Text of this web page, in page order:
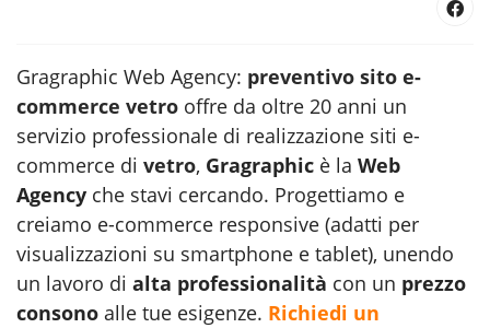
Gragraphic Web Agency: preventivo sito e-
commerce vetro offre da oltre 20 anni un
servizio professionale di realizzazione siti e-
commerce di vetro, Gragraphic è la Web
Agency che stavi cercando. Progettiamo e
creiamo e-commerce responsive (adatti per
visualizzazioni su smartphone e tablet), unendo
un lavoro di alta professionalità con un prezzo
consono alle tue esigenze. Richiedi un